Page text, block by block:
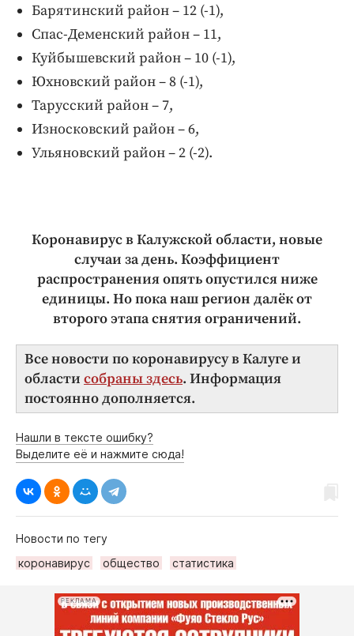
Барятинский район – 12 (-1),
Спас-Деменский район – 11,
Куйбышевский район – 10 (-1),
Юхновский район – 8 (-1),
Тарусский район – 7,
Износковский район – 6,
Ульяновский район – 2 (-2).
Коронавирус в Калужской области, новые
случаи за день. Коэффициент
распространения опять опустился ниже
единицы. Но пока наш регион далёк от
второго этапа снятия ограничений.
Все новости по коронавирусу в Калуге и
области собраны здесь. Информация
постоянно дополняется.
Нашли в тексте ошибку?
Выделите её и нажмите сюда!
Новости по тегу
коронавирус
общество статистика
РЕКЛАМА